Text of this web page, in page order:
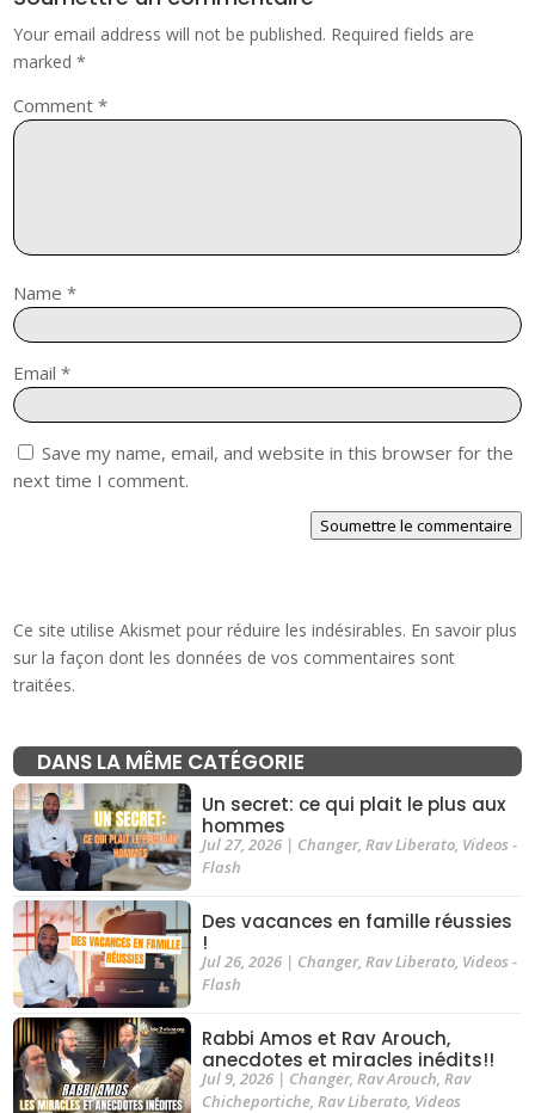
Your email address will not be published. Required fields are
marked*
Comment*
Name*
Email*
Save my name, email, and website in this browser for the
next time I comment.
Soumettre le commentaire
Ce site utilise Akismet pour réduire les indésirables. En savoir plus
sur la façon dont les données de vos commentaires sont
traitées.
DANS LA MÊME CATÉGORIE
Un secret: ce qui plait le plus aux
hommes
Jul 27, 2026| Changer, Rav Liberato, Videos -
Flash
Des vacances en famille réussies
!
Jul 26, 2026| Changer, Rav Liberato, Videos -
Flash
Rabbi Amos et Rav Arouch,
anecdotes et miracles inédits!!
Jul 9, 2026| Changer, Rav Arouch, Rav
Chicheportiche, Rav Liberato, Videos